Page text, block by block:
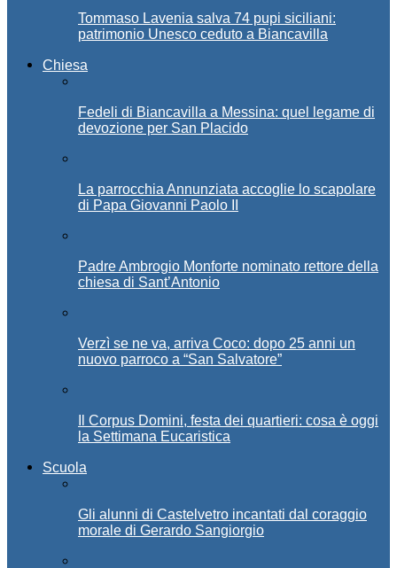
Tommaso Lavenia salva 74 pupi siciliani:
patrimonio Unesco ceduto a Biancavilla
Chiesa
Fedeli di Biancavilla a Messina: quel legame di
devozione per San Placido
La parrocchia Annunziata accoglie lo scapolare
di Papa Giovanni Paolo II
Padre Ambrogio Monforte nominato rettore della
chiesa di Sant’Antonio
Verzì se ne va, arriva Coco: dopo 25 anni un
nuovo parroco a “San Salvatore”
Il Corpus Domini, festa dei quartieri: cosa è oggi
la Settimana Eucaristica
Scuola
Gli alunni di Castelvetro incantati dal coraggio
morale di Gerardo Sangiorgio